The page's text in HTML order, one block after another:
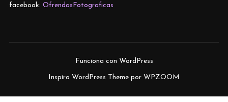
facebook: OfrendasFotograficas
Funciona con WordPress
Inspiro WordPress Theme por WPZOOM